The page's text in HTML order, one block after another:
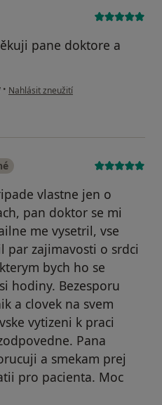
pane doktore a
• podle názoru uživatele V.M.
Nahlásit zneužití
vlastne jen o
pan doktor se mi
me vysetril, vse
par zajimavosti o srdci
bych ho se
hodiny. Bezesporu
a clovek na svem
vytizeni k praci
Pana
a smekam prej
pro pacienta. Moc